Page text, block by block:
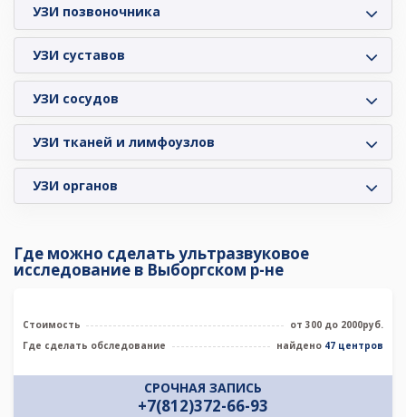
УЗИ позвоночника
УЗИ суставов
УЗИ сосудов
УЗИ тканей и лимфоузлов
УЗИ органов
Где можно сделать ультразвуковое
исследование в Выборгском р-не
Стоимость
от 300 до 2000руб.
Где сделать обследование
найдено 47 центров
СРОЧНАЯ ЗАПИСЬ
+7(812)372-66-93